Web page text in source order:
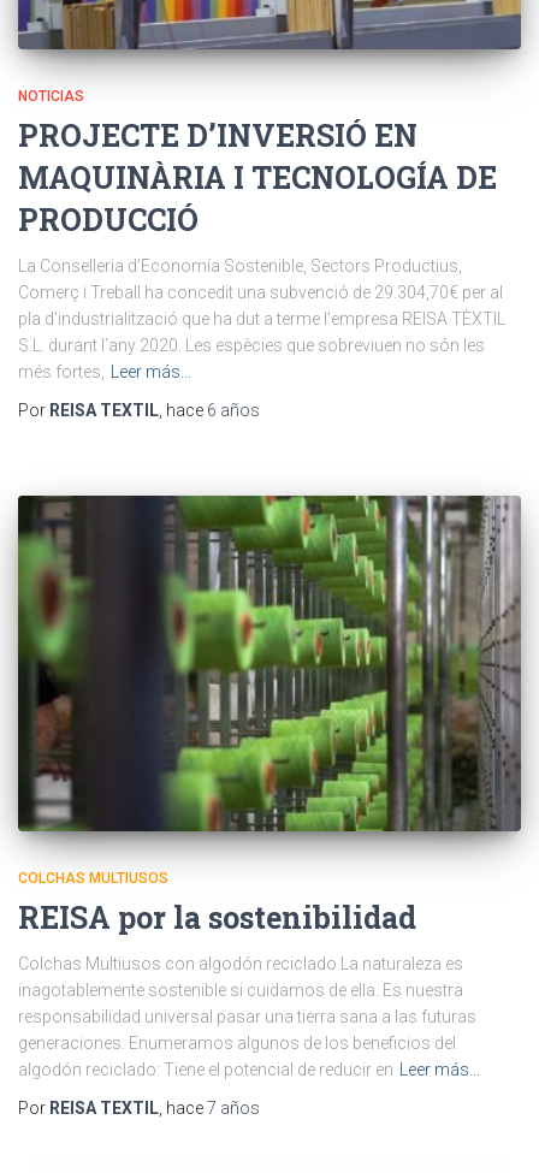
NOTICIAS
PROJECTE D’INVERSIÓ EN
MAQUINÀRIA I TECNOLOGÍA DE
PRODUCCIÓ
La Conselleria d’Economía Sostenible, Sectors Productius,
Comerç i Treball ha concedit una subvenció de 29.304,70€ per al
pla d’industrialització que ha dut a terme l’empresa REISA TÈXTIL
S.L. durant l’any 2020. Les espècies que sobreviuen no són les
més fortes,
Leer más…
Por REISA TEXTIL , hace 6 años
COLCHAS MULTIUSOS
REISA por la sostenibilidad
Colchas Multiusos con algodón reciclado La naturaleza es
inagotablemente sostenible si cuidamos de ella. Es nuestra
responsabilidad universal pasar una tierra sana a las futuras
generaciones. Enumeramos algunos de los beneficios del
algodón reciclado: Tiene el potencial de reducir en
Leer más…
Por REISA TEXTIL , hace7 años